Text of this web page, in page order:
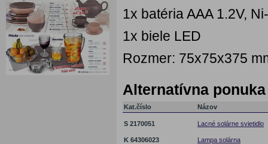
1x batéria AAA 1.2V,
1x biele LED
Rozmer: 75x75x375
Alternatívna ponuka
Kat.číslo Názov
S 2170051 Lacné solárne svietidlo
K 64306023
Lampa solárna